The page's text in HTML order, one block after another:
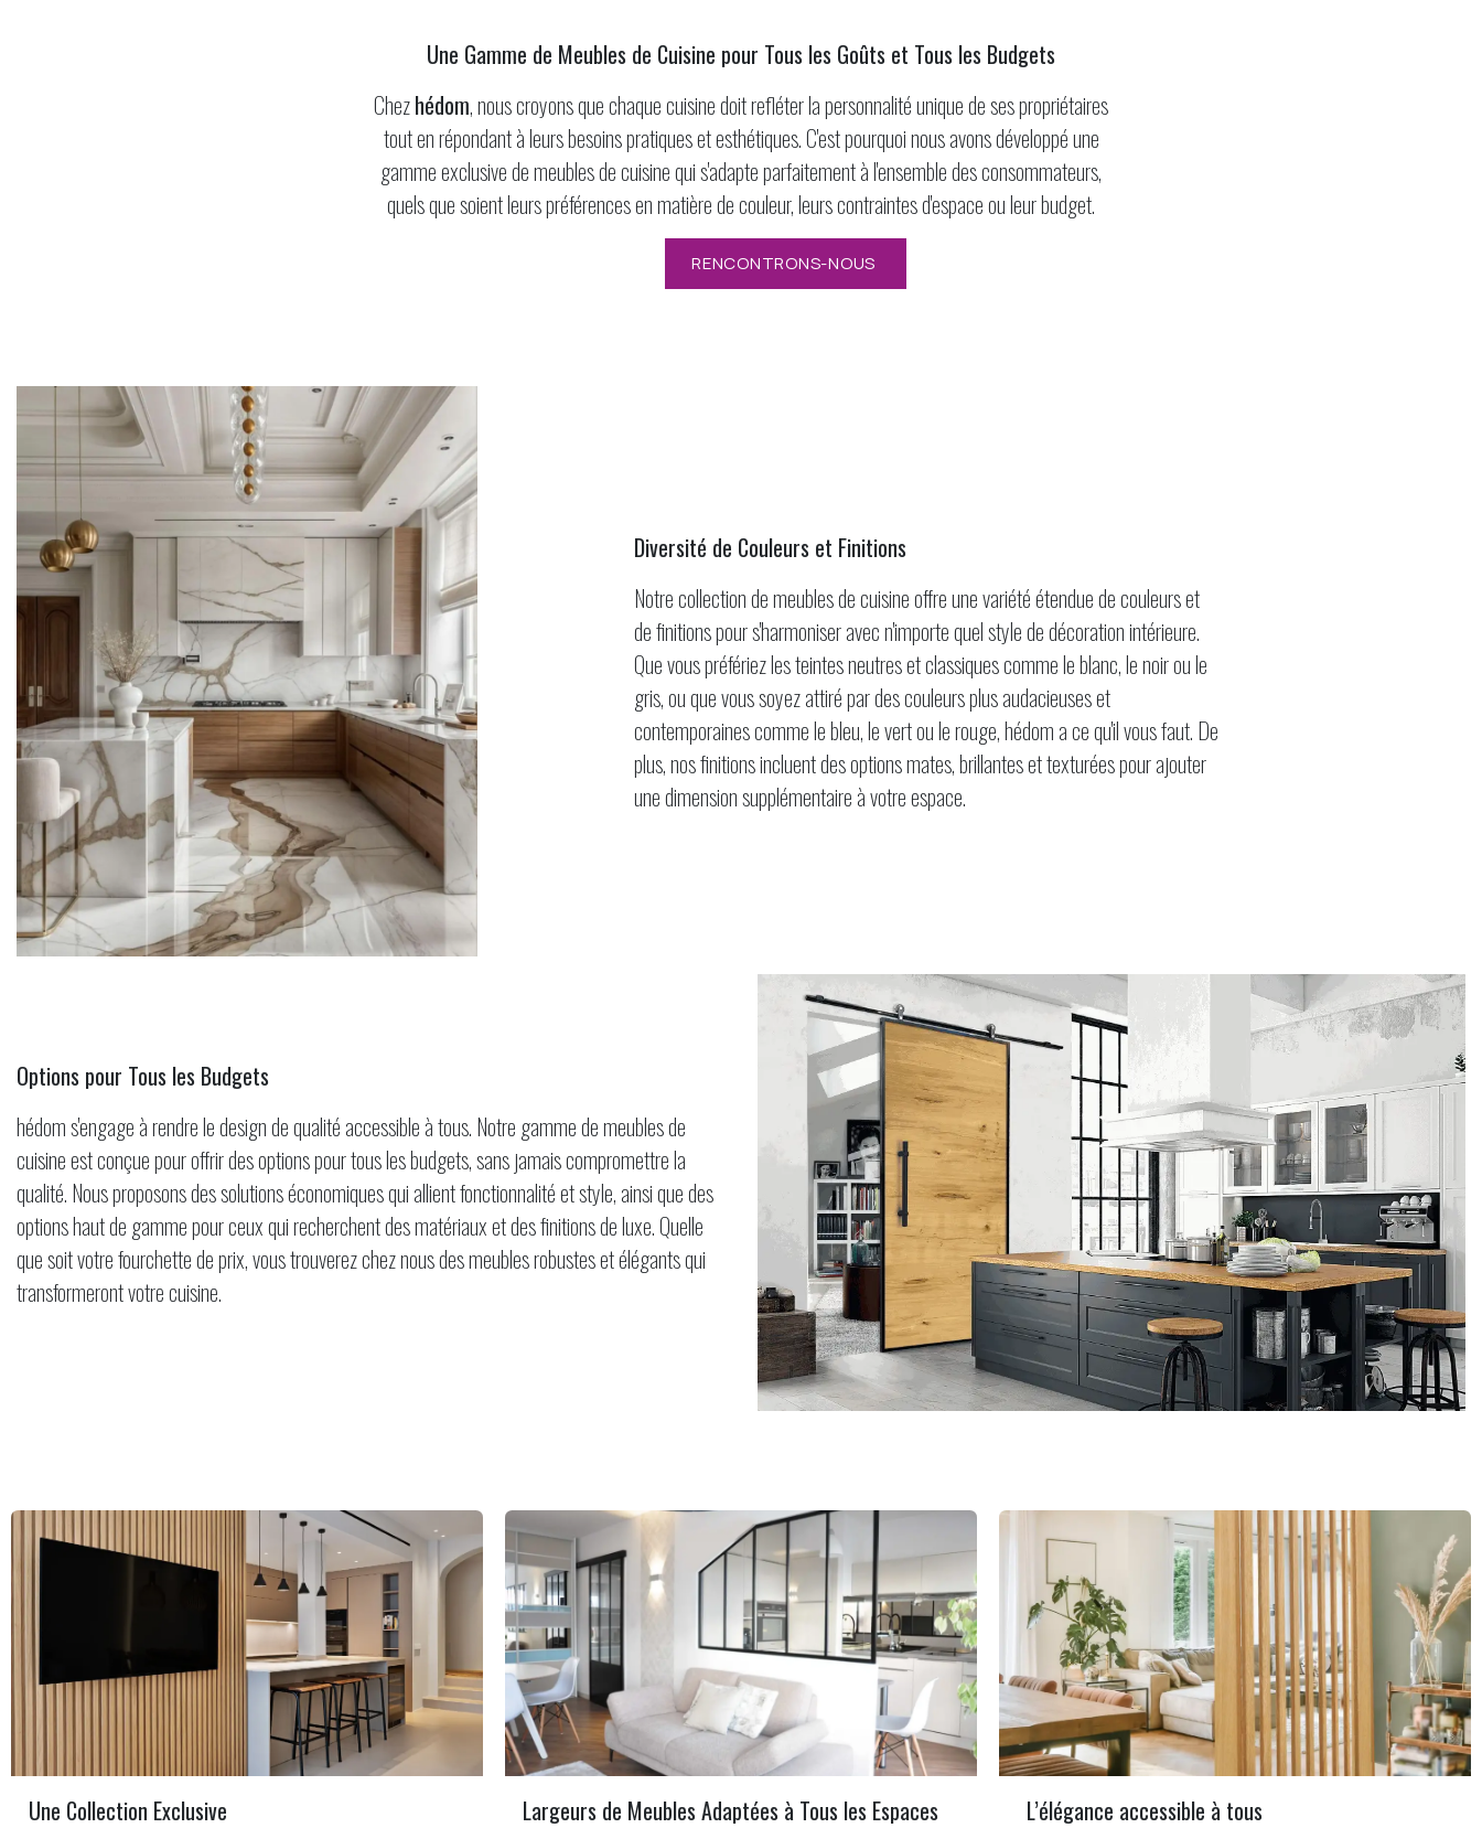
Une Gamme de Meubles de Cuisine pour Tous les Goûts et Tous les Budgets
Chezhédom, nous croyons que chaque cuisine doit refléter la personnalité unique de ses propriétaires
tout en répondant à leurs besoins pratiques et esthétiques. C'est pourquoi nous avons développé une
gamme exclusive de meubles de cuisine qui s'adapte parfaitement à l'ensemble des consommateurs,
quels que soient leurs préférences en matière de couleur, leurs contraintes d'espace ou leur budget.
RENCONTRONS-NOUS
Diversité de Couleurs et Finitions
Notre collection de meubles de cuisine offre une variété étendue de couleurs et
de finitions pour s'harmoniser avec n'importe quel style de décoration intérieure.
Que vous préfériez les teintes neutres et classiques comme le blanc, le noir ou le
gris, ou que vous soyez attiré par des couleurs plus audacieuses et
contemporaines comme le bleu, le vert ou le rouge, hédom a ce qu'il vous faut. De
plus, nos finitions incluent des options mates, brillantes et texturées pour ajouter
une dimension supplémentaire à votre espace.
Options pour Tous les Budgets
hédom s'engage à rendre le design de qualité accessible à tous. Notre gamme de meubles de
cuisine est conçue pour offrir des options pour tous les budgets, sans jamais compromettre la
qualité. Nous proposons des solutions économiques qui allient fonctionnalité et style, ainsi que des
options haut de gamme pour ceux qui recherchent des matériaux et des finitions de luxe. Quelle
que soit votre fourchette de prix, vous trouverez chez nous des meubles robustes et élégants qui
transformeront votre cuisine.
Largeurs de Meubles Adaptées à Tous les Espaces
L’élégance accessible à tous ​
Une Collection Exclusive